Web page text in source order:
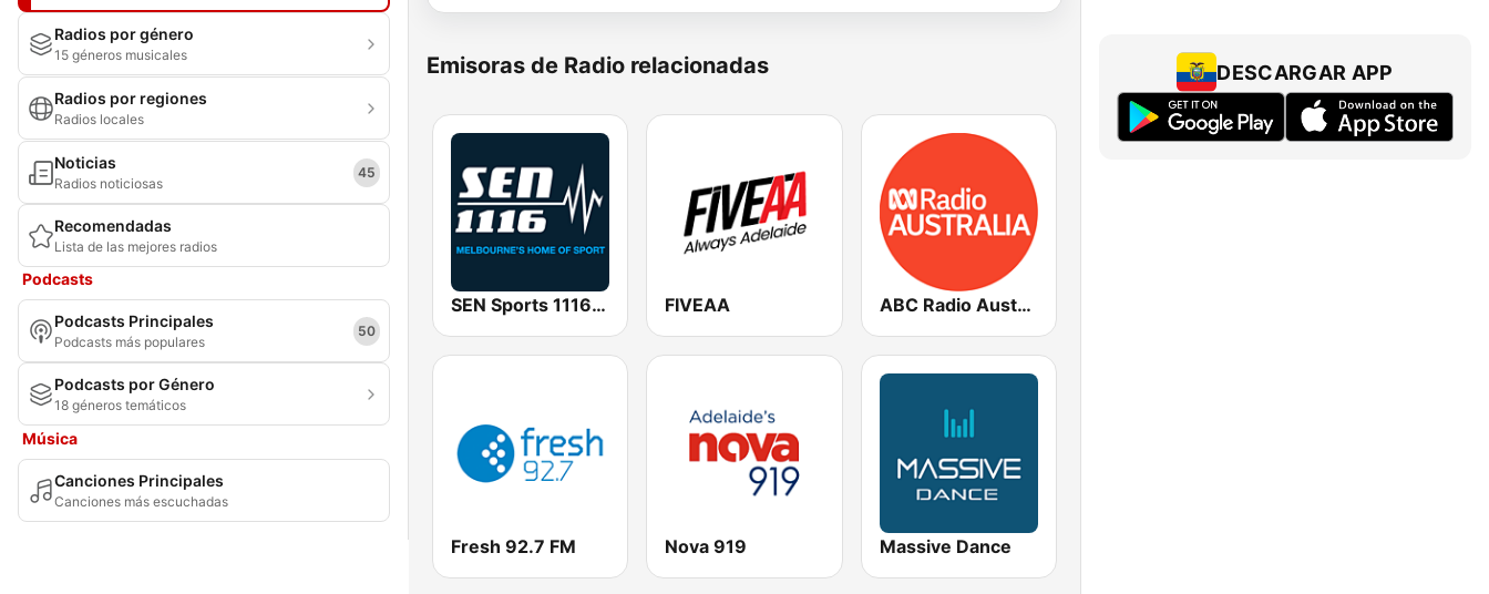
Radios por género
15 géneros musicales
Radios por regiones
Radios locales
Noticias
Radios noticiosas
45
Recomendadas
Lista de las mejores radios
Podcasts
Podcasts Principales
Podcasts más populares
50
Podcasts por Género
18 géneros temáticos
Música
Canciones Principales
Canciones más escuchadas
Emisoras de Radio relacionadas
SEN Sports 1116 AM FIVEAA ABC Radio Australia
Fresh 92.7 FM Nova 919 Massive Dance
DESCARGAR APP